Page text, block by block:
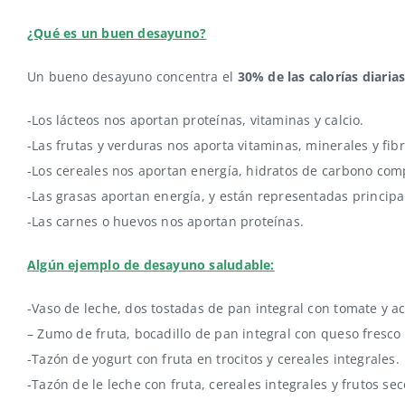
¿Qué es un buen desayuno?
Un bueno desayuno concentra el 30% de las calorías diarias
-Los lácteos nos aportan proteínas, vitaminas y calcio.
-Las frutas y verduras nos aporta vitaminas, minerales y
-Los cereales nos aportan energía, hidratos de carbono
-Las grasas aportan energía, y están representadas
-Las carnes o huevos nos aportan proteínas.
Algún ejemplo de desayuno saludable:
-Vaso de leche, dos tostadas de pan integral con tomate y
– Zumo de fruta, bocadillo de pan integral con queso
-Tazón de yogurt con fruta en trocitos y cereales integrales.
-Tazón de le leche con fruta, cereales integrales y frutos